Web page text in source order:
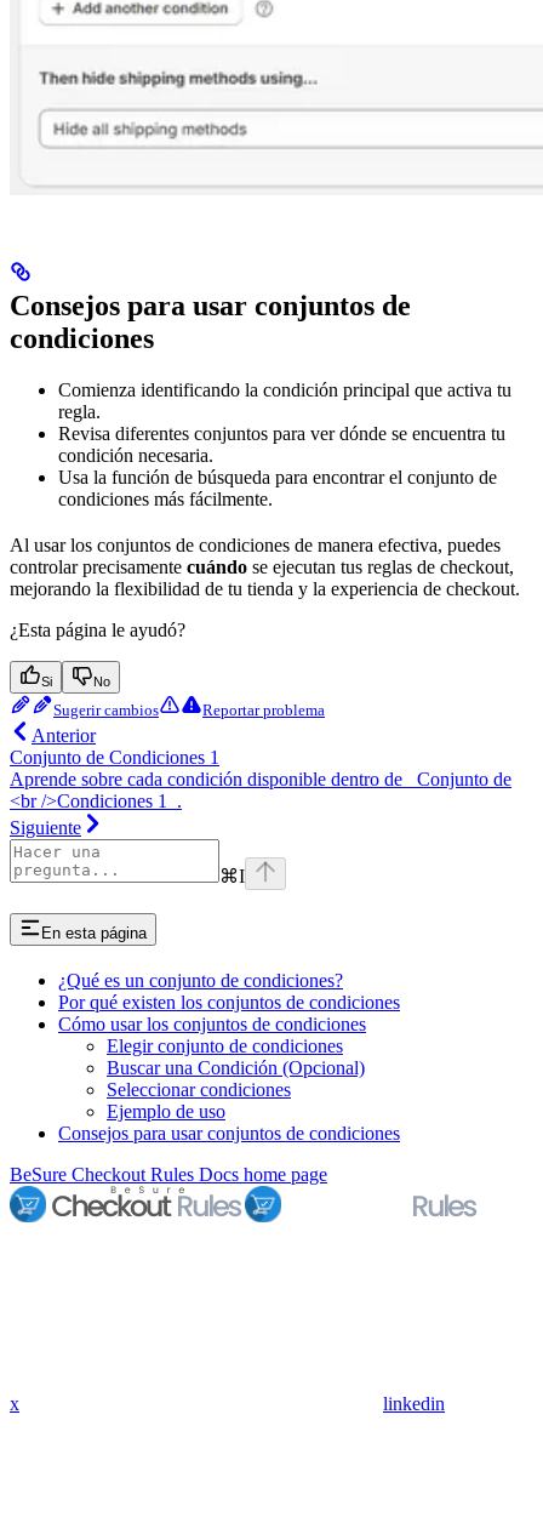
Consejos para usar conjuntos de
condiciones
Comienza identificando la condición principal que activa tu
regla.
Revisa diferentes conjuntos para ver dónde se encuentra tu
condición necesaria.
Usa la función de búsqueda para encontrar el conjunto de
condiciones más fácilmente.
Al usar los conjuntos de condiciones de manera efectiva, puedes
controlar precisamente cuándo se ejecutan tus reglas de checkout,
mejorando la flexibilidad de tu tienda y la experiencia de checkout.
¿Esta página le ayudó?
Si No
Sugerir cambios Reportar problema
Anterior
Conjunto de Condiciones 1
Aprende sobre cada condición disponible dentro de _Conjunto de
<br />Condiciones 1_.
Siguiente
⌘I
En esta página
¿Qué es un conjunto de condiciones?
Por qué existen los conjuntos de condiciones
Cómo usar los conjuntos de condiciones
Elegir conjunto de condiciones
Buscar una Condición (Opcional)
Seleccionar condiciones
Ejemplo de uso
Consejos para usar conjuntos de condiciones
BeSure Checkout Rules Docs home page
x linkedin